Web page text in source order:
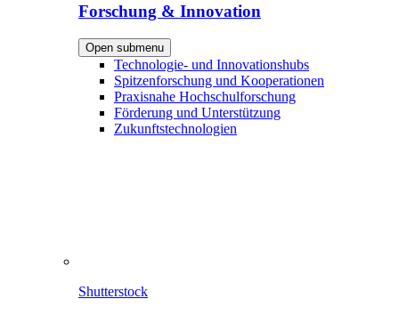
Forschung & Innovation
Open submenu
Technologie- und Innovationshubs
Spitzenforschung und Kooperationen
Praxisnahe Hochschulforschung
Förderung und Unterstützung
Zukunftstechnologien
Shutterstock